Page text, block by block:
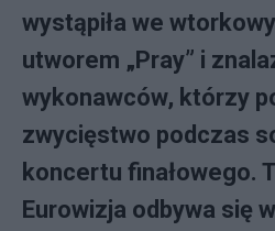
wystąpiła we
utworem „Pray” i
wykonawców, którzy
zwycięstwo podczas
koncertu finałowego.
Eurowizja odbywa się